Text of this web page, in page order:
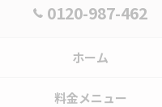
0120-987-462
ホーム
料金メニュー